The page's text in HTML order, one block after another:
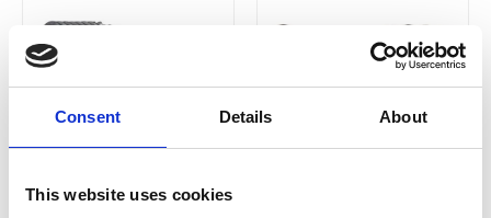
Consent Details About
This website uses cookies
Karmskruv